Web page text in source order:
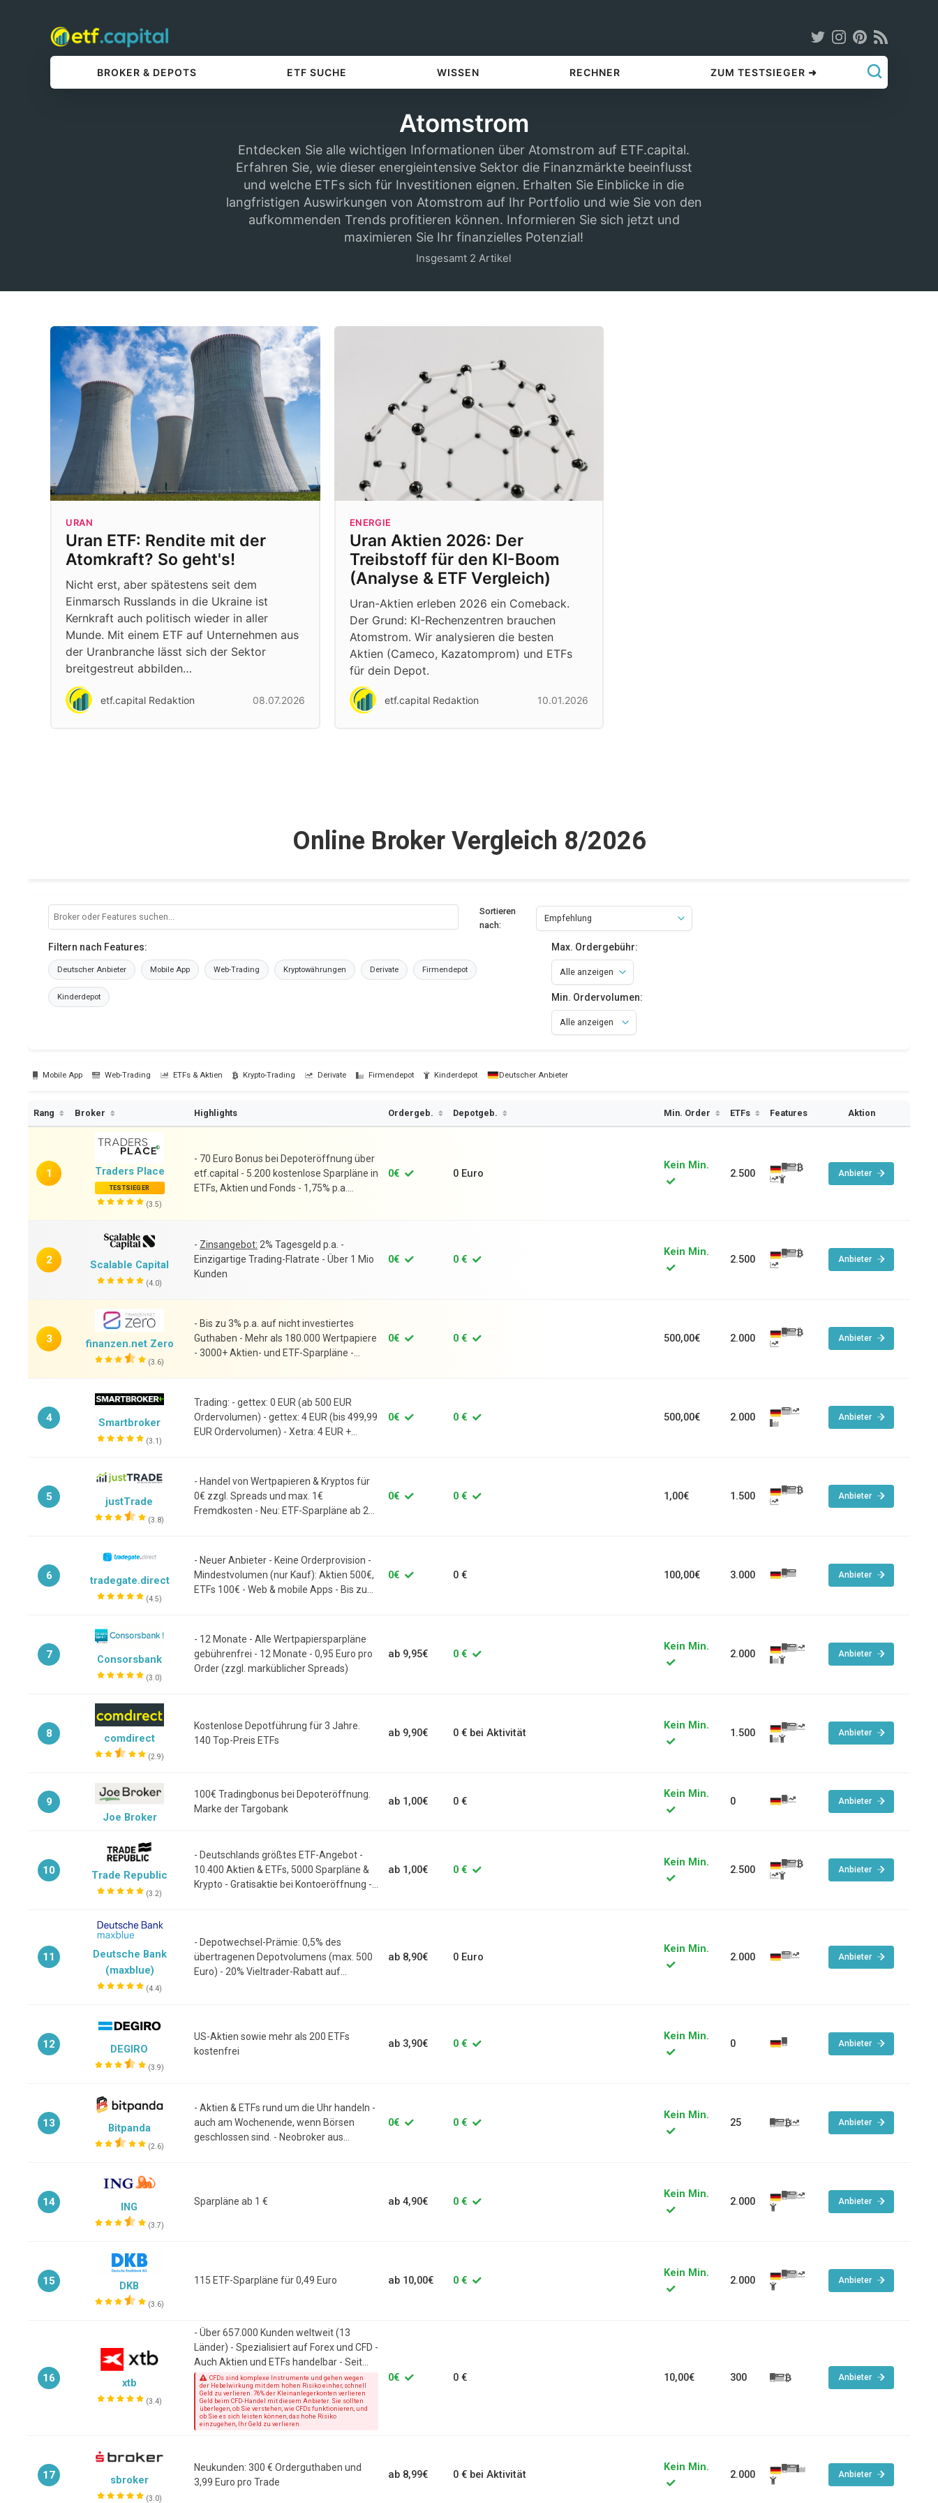
BROKER & DEPOTS ETF SUCHE WISSEN RECHNER ZUM TESTSIEGER ➜
Atomstrom
Entdecken Sie alle wichtigen Informationen über Atomstrom auf ETF.capital.
Erfahren Sie, wie dieser energieintensive Sektor die Finanzmärkte beeinflusst
und welche ETFs sich für Investitionen eignen. Erhalten Sie Einblicke in die
langfristigen Auswirkungen von Atomstrom auf Ihr Portfolio und wie Sie von den
aufkommenden Trends profitieren können. Informieren Sie sich jetzt und
maximieren Sie Ihr finanzielles Potenzial!
Insgesamt 2 Artikel
URAN
Uran ETF: Rendite mit der
Atomkraft? So geht's!
Nicht erst, aber spätestens seit dem
Einmarsch Russlands in die Ukraine ist
Kernkraft auch politisch wieder in aller
Munde. Mit einem ETF auf Unternehmen aus
der Uranbranche lässt sich der Sektor
breitgestreut abbilden…
etf.capital Redaktion 08.07.2026
ENERGIE
Uran Aktien 2026: Der
Treibstoff für den KI-Boom
(Analyse & ETF Vergleich)
Uran-Aktien erleben 2026 ein Comeback.
Der Grund: KI-Rechenzentren brauchen
Atomstrom. Wir analysieren die besten
Aktien (Cameco, Kazatomprom) und ETFs
für dein Depot.
etf.capital Redaktion 10.01.2026